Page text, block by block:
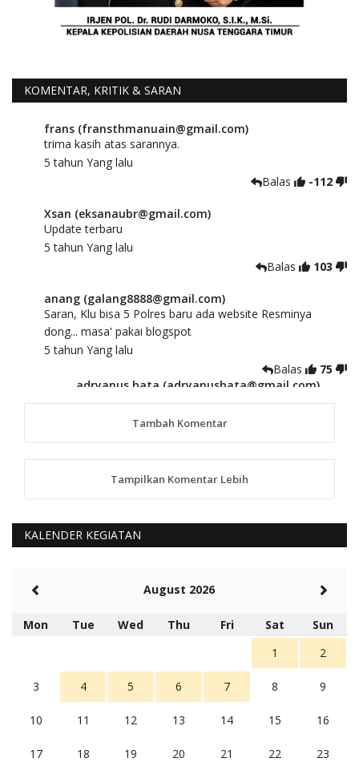
KOMENTAR, KRITIK & SARAN
frans (fransthmanuain@gmail.com)
trima kasih atas sarannya.
5 tahun Yang lalu
Balas
-112
Xsan (eksanaubr@gmail.com)
Update terbaru
5 tahun Yang lalu
Balas
103
anang (galang8888@gmail.com)
Saran, Klu bisa 5 Polres baru ada website Resminya
dong... masa' pakai blogspot
5 tahun Yang lalu
Balas
75
adryanus bata (adryanusbata@gmail.com)
TKS atas saran dan masukannya, akan kami
tindaklanjuti
anggy (anakkaos@gmail.com)
Kami perantu bisa baca langsung terkait Pilkada Sumba
5 tahun Yang lalu
Rambu (rambu03@gmail.com)
Berita Polres Sumba Barat Mantap
5 tahun Yang lalu
Balas
16
Tambah Komentar
Tampilkan Komentar Lebih
KALENDER KEGIATAN
August 2026
Mon Tue Wed Thu Fri Sat
Sun
1
2
3 4 5 6 7 8 9
10 11 12 13 14 15 16
17 18 19 20 21 22 23